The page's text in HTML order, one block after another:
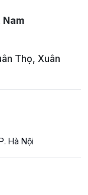
Thọ, Xuân
Hà Nội